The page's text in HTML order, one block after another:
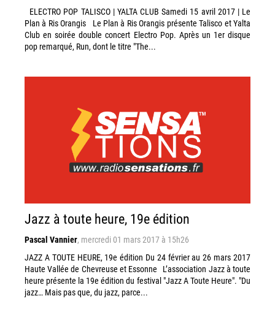
ELECTRO POP TALISCO | YALTA CLUB Samedi 15 avril 2017 | Le
Plan à Ris Orangis Le Plan à Ris Orangis présente Talisco et Yalta
Club en soirée double concert Electro Pop. Après un 1er disque
pop remarqué, Run, dont le titre "The...
Jazz à toute heure, 19e édition
Pascal Vannier, mercredi 01 mars 2017 à 15h26
JAZZ A TOUTE HEURE, 19e édition Du 24 février au 26 mars 2017
Haute Vallée de Chevreuse et Essonne L’association Jazz à toute
heure présente la 19e édition du festival "Jazz A Toute Heure". "Du
jazz… Mais pas que, du jazz, parce...